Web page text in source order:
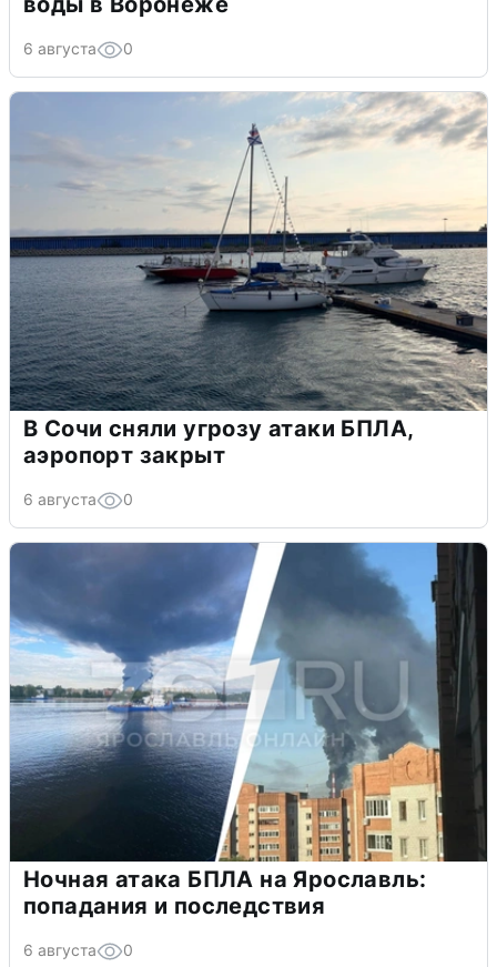
6 августа 0
В Сочи сняли угрозу атаки БПЛА,
аэропорт закрыт
6 августа 0
Ночная атака БПЛА на Ярославль:
попадания и последствия
6 августа 0